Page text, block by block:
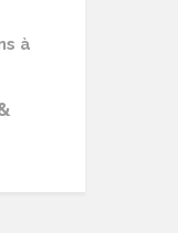
à